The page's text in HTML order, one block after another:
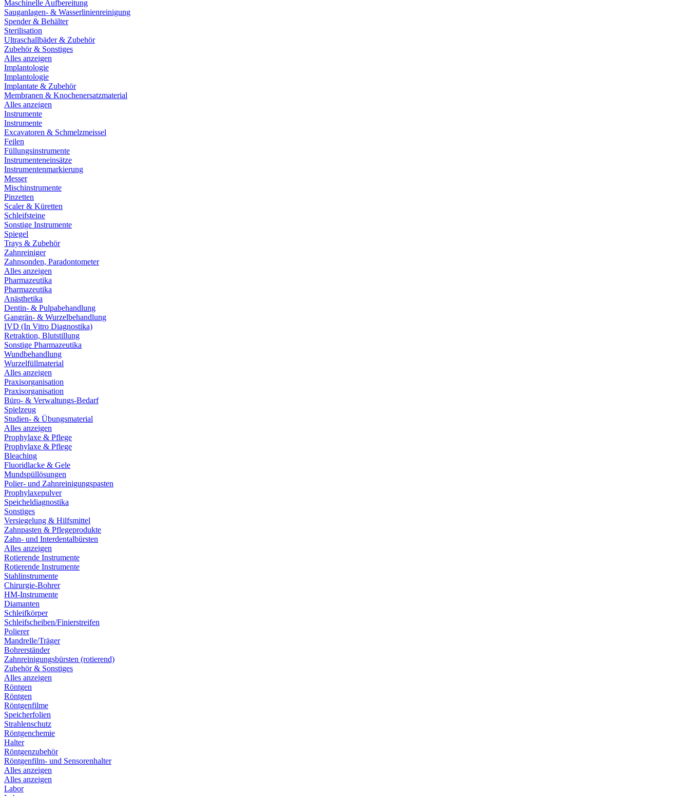
Maschinelle Aufbereitung
Sauganlagen- & Wasserlinienreinigung
Spender & Behälter
Sterilisation
Ultraschallbäder & Zubehör
Zubehör & Sonstiges
Alles anzeigen
Implantologie
Implantologie
Implantate & Zubehör
Membranen & Knochenersatzmaterial
Alles anzeigen
Instrumente
Instrumente
Excavatoren & Schmelzmeissel
Feilen
Füllungsinstrumente
Instrumenteneinsätze
Instrumentenmarkierung
Messer
Mischinstrumente
Pinzetten
Scaler & Küretten
Schleifsteine
Sonstige Instrumente
Spiegel
Trays & Zubehör
Zahnreiniger
Zahnsonden, Paradontometer
Alles anzeigen
Pharmazeutika
Pharmazeutika
Anästhetika
Dentin- & Pulpabehandlung
Gangrän- & Wurzelbehandlung
IVD (In Vitro Diagnostika)
Retraktion, Blutstillung
Sonstige Pharmazeutika
Wundbehandlung
Wurzelfüllmaterial
Alles anzeigen
Praxisorganisation
Praxisorganisation
Büro- & Verwaltungs-Bedarf
Spielzeug
Studien- & Übungsmaterial
Alles anzeigen
Prophylaxe & Pflege
Prophylaxe & Pflege
Bleaching
Fluoridlacke & Gele
Mundspüllösungen
Polier- und Zahnreinigungspasten
Prophylaxepulver
Speicheldiagnostika
Sonstiges
Versiegelung & Hilfsmittel
Zahnpasten & Pflegeprodukte
Zahn- und Interdentalbürsten
Alles anzeigen
Rotierende Instrumente
Rotierende Instrumente
Stahlinstrumente
Chirurgie-Bohrer
HM-Instrumente
Diamanten
Schleifkörper
Schleifscheiben/Finierstreifen
Polierer
Mandrelle/Träger
Bohrerständer
Zahnreinigungsbürsten (rotierend)
Zubehör & Sonstiges
Alles anzeigen
Röntgen
Röntgen
Röntgenfilme
Speicherfolien
Strahlenschutz
Röntgenchemie
Halter
Röntgenzubehör
Röntgenfilm- und Sensorenhalter
Alles anzeigen
Alles anzeigen
Labor